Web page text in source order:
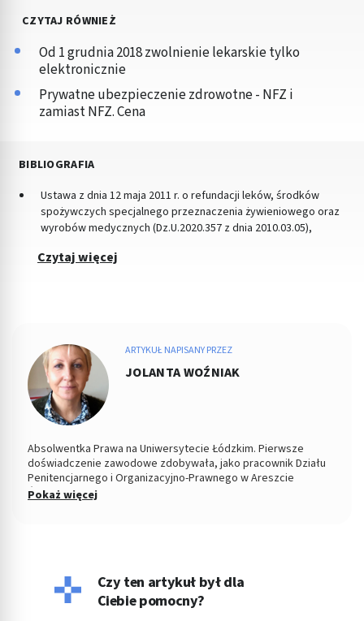
CZYTAJ RÓWNIEŻ
Od 1 grudnia 2018 zwolnienie lekarskie tylko
elektronicznie
Prywatne ubezpieczenie zdrowotne - NFZ i
zamiast NFZ. Cena
BIBLIOGRAFIA
Ustawa z dnia 12 maja 2011 r. o refundacji leków, środków
spożywczych specjalnego przeznaczenia żywieniowego oraz
wyrobów medycznych (Dz.U.2020.357 z dnia 2010.03.05),
Czytaj więcej
ARTYKUŁ NAPISANY PRZEZ
JOLANTA WOŹNIAK
Absolwentka Prawa na Uniwersytecie Łódzkim. Pierwsze
doświadczenie zawodowe zdobywała, jako pracownik Działu
Penitencjarnego i Organizacyjno-Prawnego w Areszcie
Śledczym w Łodzi. Od 2004 roku Zastępca Prezesa i Członek
Pokaż więcej
Czy ten artykuł był dla
Ciebie pomocny?